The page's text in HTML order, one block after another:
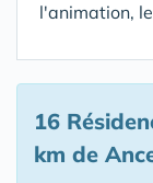
l'animation,
16
km de